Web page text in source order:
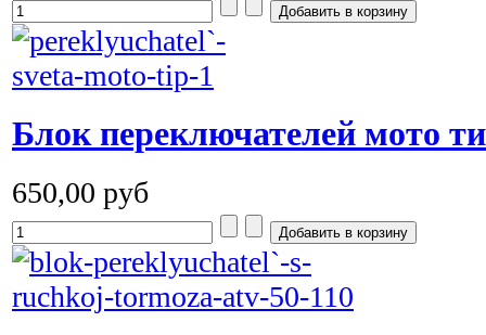
Блок переключателей мото
650,00 руб